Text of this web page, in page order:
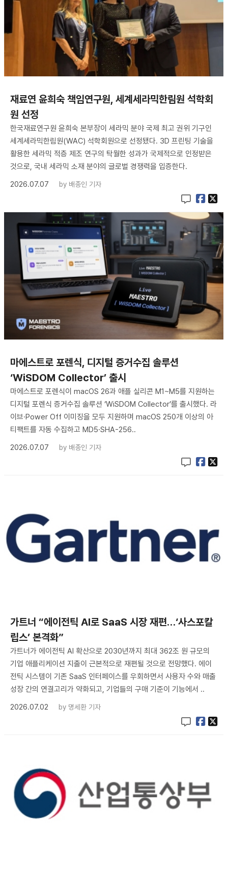
재료연 윤희숙 책임연구원, 세계세라믹한림원 석학회
원 선정
한국재료연구원 윤희숙 본부장이 세라믹 분야 국제 최고 권위 기구인
세계세라믹한림원(WAC) 석학회원으로 선정됐다. 3D 프린팅 기술을
활용한 세라믹 적층 제조 연구의 탁월한 성과가 국제적으로 인정받은
것으로, 국내 세라믹 소재 분야의 글로벌 경쟁력을 입증한다.
2026.07.07
by 배종인 기자
마에스트로 포렌식, 디지털 증거수집 솔루션
‘WiSDOM Collector’ 출시
마에스트로 포렌식이 macOS 26과 애플 실리콘 M1~M5를 지원하는
디지털 포렌식 증거수집 솔루션 ‘WiSDOM Collector’를 출시했다. 라
이브·Power Off 이미징을 모두 지원하며 macOS 250개 이상의 아
티팩트를 자동 수집하고 MD5·SHA-256..
2026.07.07
by 배종인 기자
가트너 “에이전틱 AI로 SaaS 시장 재편…‘사스포칼
립스’ 본격화”
가트너가 에이전틱 AI 확산으로 2030년까지 최대 362조 원 규모의
기업 애플리케이션 지출이 근본적으로 재편될 것으로 전망했다. 에이
전틱 시스템이 기존 SaaS 인터페이스를 우회하면서 사용자 수와 매출
성장 간의 연결고리가 약화되고, 기업들의 구매 기준이 기능에서 ..
2026.07.02
by 명세환 기자